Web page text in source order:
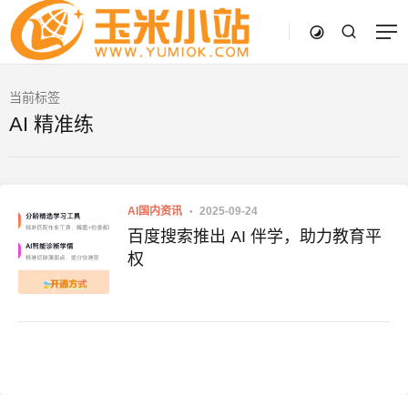
当前标签
AI 精准练
AI国内资讯 2025-09-24
百度搜索推出 AI 伴学，助力教育平
权